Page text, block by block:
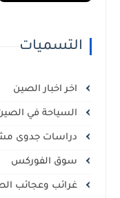
التسميات
اخر اخبار الصين
السياحة في
دراسات جدوى
سوق الفوركس
غرائب وعجائب